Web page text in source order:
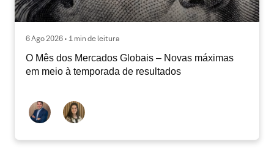
6 Ago 2026 • 1 min de leitura
O Mês dos Mercados Globais – Novas máximas
em meio à temporada de resultados